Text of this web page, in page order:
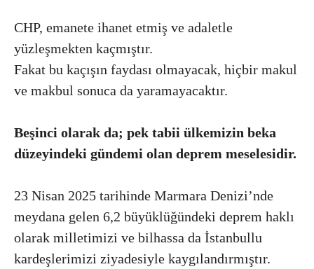
CHP, emanete ihanet etmiş ve adaletle
yüzleşmekten kaçmıştır.
Fakat bu kaçışın faydası olmayacak, hiçbir makul
ve makbul sonuca da yaramayacaktır.
Beşinci olarak da; pek tabii ülkemizin beka
düzeyindeki gündemi olan deprem meselesidir.
23 Nisan 2025 tarihinde Marmara Denizi’nde
meydana gelen 6,2 büyüklüğündeki deprem haklı
olarak milletimizi ve bilhassa da İstanbullu
kardeşlerimizi ziyadesiyle kaygılandırmıştır.